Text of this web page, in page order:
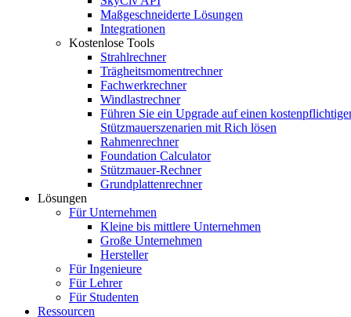
Maßgeschneiderte Lösungen
Integrationen
Kostenlose Tools
Strahlrechner
Trägheitsmomentrechner
Fachwerkrechner
Windlastrechner
Führen Sie ein Upgrade auf einen
Stützmauerszenarien mit Rich lösen
Rahmenrechner
Foundation Calculator
Stützmauer-Rechner
Grundplattenrechner
Lösungen
Für Unternehmen
Kleine bis mittlere Unternehmen
Große Unternehmen
Hersteller
Für Ingenieure
Für Lehrer
Für Studenten
Ressourcen